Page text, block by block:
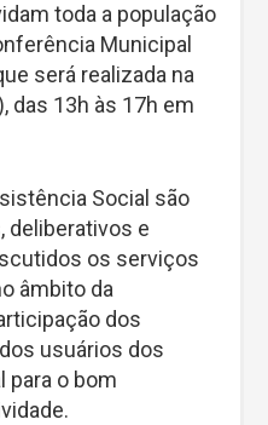
toda a população
Municipal
será realizada na
das 13h às 17h em
Social são
deliberativos e
os serviços
âmbito da
dos
usuários dos
para o bom